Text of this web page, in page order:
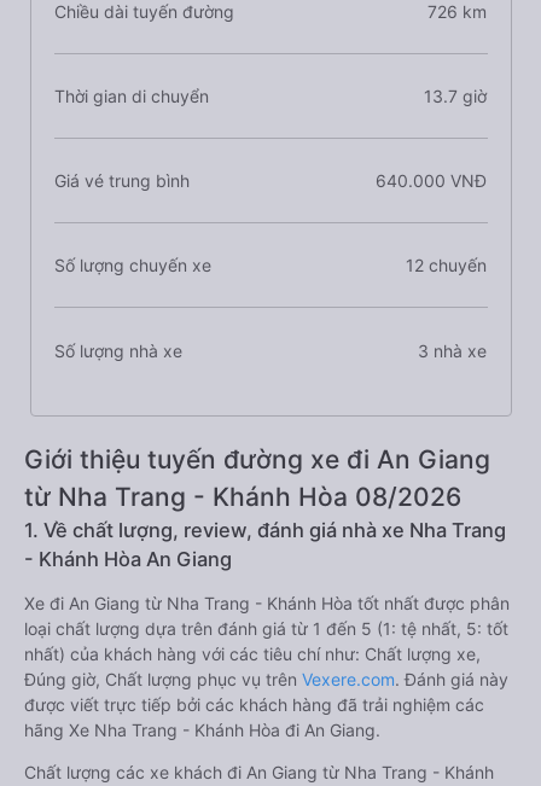
Chiều dài tuyến đường 726 km
Thời gian di chuyển 13.7 giờ
Giá vé trung bình 640.000 VNĐ
Số lượng chuyến xe 12 chuyến
Số lượng nhà xe 3 nhà xe
Giới thiệu tuyến đường xe đi An Giang
từ Nha Trang - Khánh Hòa 08/2026
1. Về chất lượng, review, đánh giá nhà xe Nha Trang
- Khánh Hòa An Giang
Xe đi An Giang từ Nha Trang - Khánh Hòa tốt nhất được phân
loại chất lượng dựa trên đánh giá từ 1 đến 5 (1: tệ nhất, 5: tốt
nhất) của khách hàng với các tiêu chí như: Chất lượng xe,
Đúng giờ, Chất lượng phục vụ trên Vexere.com. Đánh giá này
được viết trực tiếp bởi các khách hàng đã trải nghiệm các
hãng Xe Nha Trang - Khánh Hòa đi An Giang.
Chất lượng các xe khách đi An Giang từ Nha Trang - Khánh